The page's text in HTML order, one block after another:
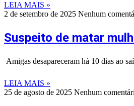
LEIA MAIS »
2 de setembro de 2025 Nenhum
Suspeito de matar
Amigas desapareceram há 10 dias ao
LEIA MAIS »
25 de agosto de 2025 Nenhum